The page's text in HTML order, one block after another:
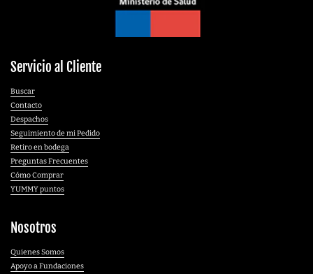
Servicio al Cliente
Buscar
Contacto
Despachos
Seguimiento de mi Pedido
Retiro en bodega
Preguntas Frecuentes
Cómo Comprar
YUMMY puntos
Nosotros
Quienes Somos
Apoyo a Fundaciones